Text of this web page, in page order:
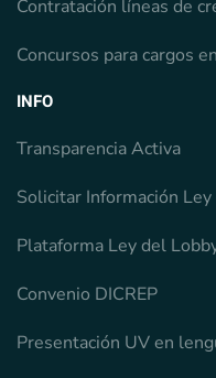
Contratación líneas de
Concursos para cargos
INFO
Transparencia Activa
Solicitar Información
Plataforma Ley del
Convenio DICREP
Presentación UV en